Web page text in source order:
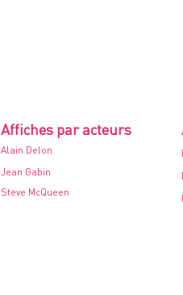
Affiches par acteurs
Alain Delon
Jean Gabin
Steve McQueen